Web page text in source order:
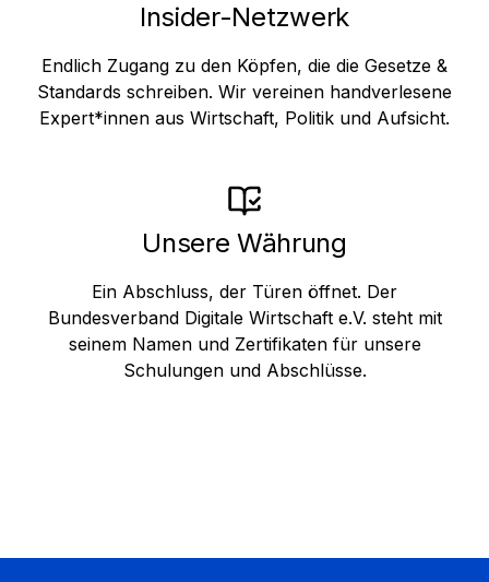
Insider-Netzwerk
Endlich Zugang zu den Köpfen, die die Gesetze &
Standards schreiben. Wir vereinen handverlesene
Expert*innen aus Wirtschaft, Politik und Aufsicht.
Unsere Währung
Ein Abschluss, der Türen öffnet. Der
Bundesverband Digitale Wirtschaft e.V. steht mit
seinem Namen und Zertifikaten für unsere
Schulungen und Abschlüsse.